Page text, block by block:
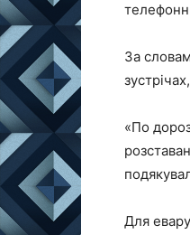
За
«По
Для